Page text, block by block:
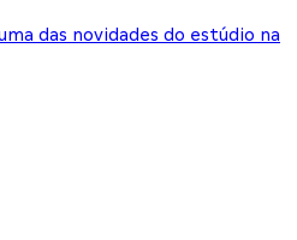
das novidades do estúdio na